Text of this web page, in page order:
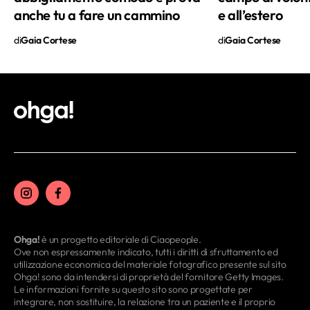
da tennis, una camminata nel verde,
venti minuti di Reiki o una pila di riviste
anche tu a fare un cammino
diGaia Cortese
e all’estero
diGaia Cortese
Ohga!è un progetto editoriale di Ciaopeople.
Ove non espressamente indicato, tutti i diritti di sfruttamento ed
utilizzazione economica del materiale fotografico presente sul sito
Ohga! sono da intendersi di proprietà del fornitore Getty Images.
Le informazioni fornite su questo sito sono progettate per
integrare, non sostituire, la relazione tra un paziente e il proprio